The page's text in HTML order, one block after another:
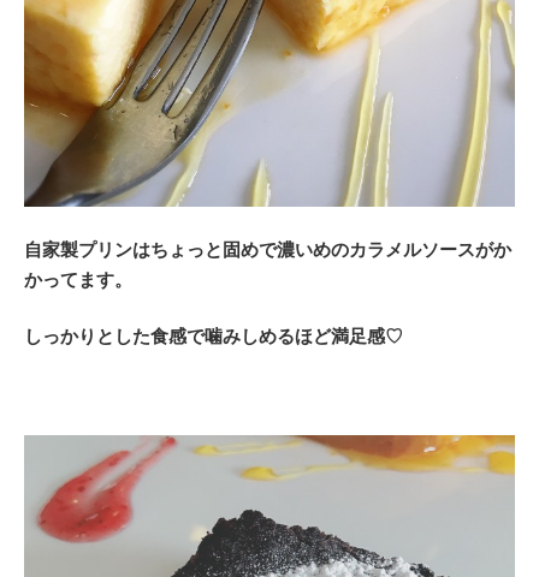
自家製プリンはちょっと固めで濃いめのカラメルソースがか
かってます。
しっかりとした食感で噛みしめるほど満足感♡